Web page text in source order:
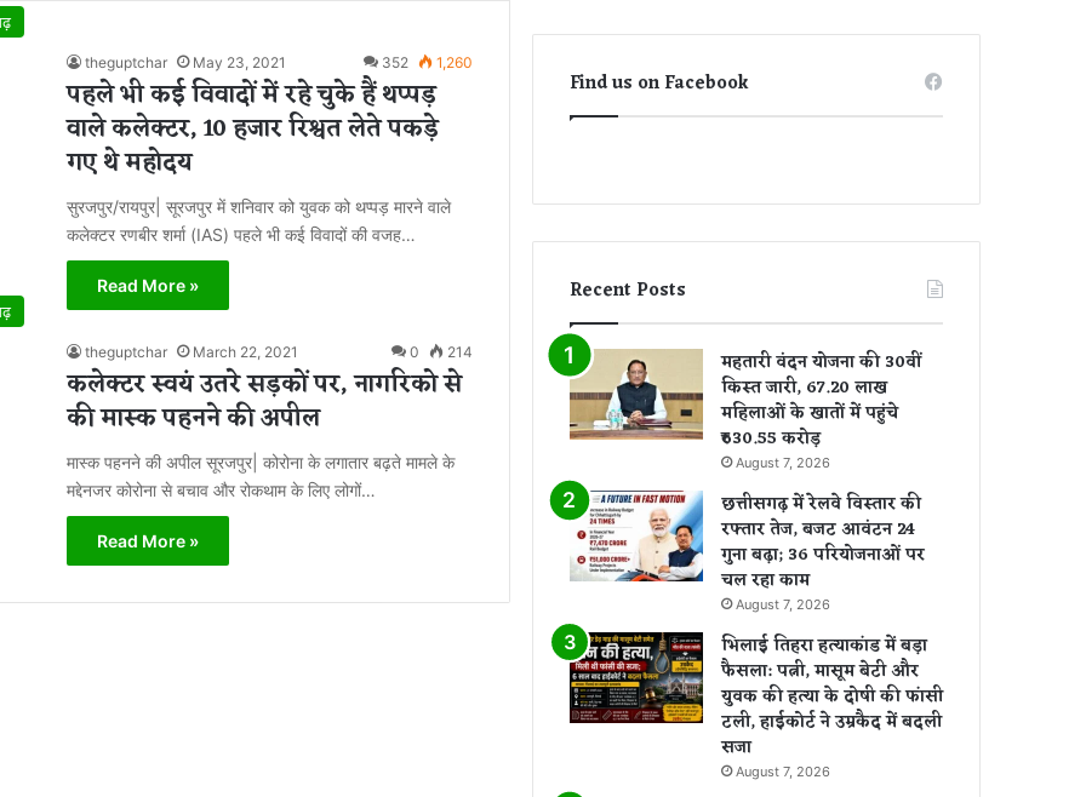
theguptchar May 23, 2021 352 1,260
पहले भी कई विवादों में रहे चुके हैं थप्पड़
वाले कलेक्टर, 10 हजार रिश्वत लेते पकड़े
गए थे महोदय
सुरजपुर/रायपुर| सूरजपुर में शनिवार को युवक को थप्पड़ मारने वाले
कलेक्टर रणबीर शर्मा (IAS) पहले भी कई विवादों की वजह…
Read More »
theguptchar March 22, 2021 0 214
कलेक्टर स्वयं उतरे सड़कों पर, नागरिको से
की मास्क पहनने की अपील
मास्क पहनने की अपील सूरजपुर| कोरोना के लगातार बढ़ते मामले के
मद्देनजर कोरोना से बचाव और रोकथाम के लिए लोगों…
Read More »
Find us on Facebook
Recent Posts
महतारी वंदन योजना की 30वीं
किस्त जारी, 67.20 लाख
महिलाओं के खातों में पहुंचे
₹630.55 करोड़
August 7, 2026
छत्तीसगढ़ में रेलवे विस्तार की
रफ्तार तेज, बजट आवंटन 24
गुना बढ़ा; 36 परियोजनाओं पर
चल रहा काम
August 7, 2026
भिलाई तिहरा हत्याकांड में बड़ा
फैसला: पत्नी, मासूम बेटी और
युवक की हत्या के दोषी की फांसी
टली, हाईकोर्ट ने उम्रकैद में बदली
सजा
August 7, 2026